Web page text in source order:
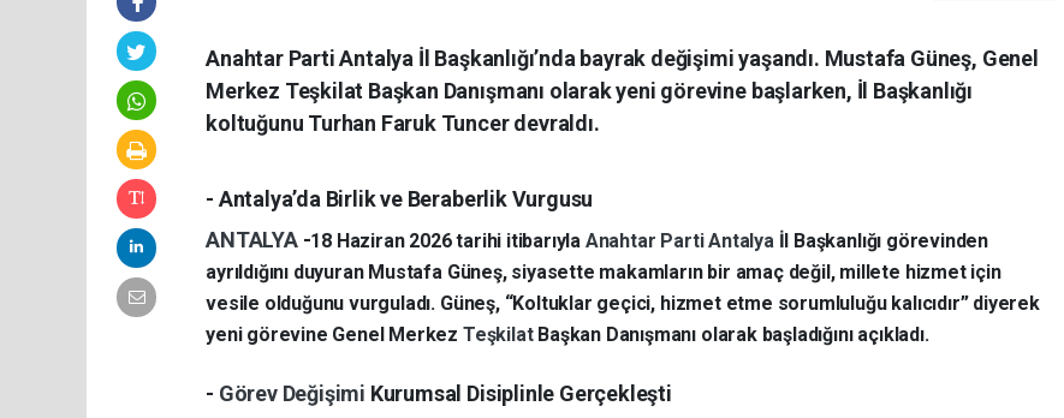
Anahtar Parti Antalya İl Başkanlığı’nda bayrak değişimi yaşandı. Mustafa Güneş, Genel
Merkez Teşkilat Başkan Danışmanı olarak yeni görevine başlarken, İl Başkanlığı
koltuğunu Turhan Faruk Tuncer devraldı.
- Antalya’da Birlik ve Beraberlik Vurgusu
ANTALYA -18 Haziran 2026 tarihi itibarıyla Anahtar PartiAntalya İl Başkanlığı görevinden
ayrıldığını duyuran Mustafa Güneş, siyasette makamların bir amaç değil, millete hizmet için
vesile olduğunu vurguladı. Güneş, “Koltuklar geçici, hizmet etme sorumluluğu kalıcıdır” diyerek
yeni görevine Genel Merkez Teşkilat Başkan Danışmanı olarak başladığını açıkladı.
- Görev Değişimi Kurumsal Disiplinle Gerçekleşti